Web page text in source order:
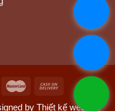
by Thiết kế web DC